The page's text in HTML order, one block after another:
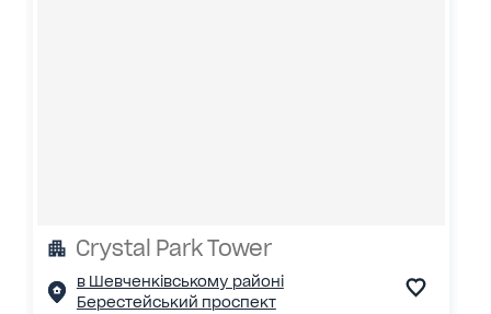
Crystal Park Tower
в Шевченківському районі
Берестейський проспект